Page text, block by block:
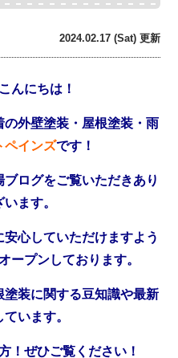
2024.02.17 (Sat) 更新
んにちは！
外壁塗装・屋根塗装・雨
ペインズです！
ログをご覧いただきあり
ます。
心していただけますよう
ープンしております。
装に関する豆知識や最新
います。
！ぜひご覧ください！